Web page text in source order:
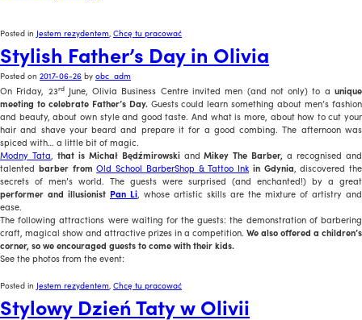
Posted in Jestem rezydentem, Chcę tu pracować
Stylish Father’s Day in Olivia
Posted on 2017-06-26 by obc_adm
On Friday, 23rdJune, Olivia Business Centre invited men (and not only) to aunique
meeting to celebrate Father’s Day. Guests could learn something about men’s fashion
and beauty, about own style and good taste. And what is more, about how to cut your
hair and shave your beard and prepare it for a good combing. The afternoon was
spiced with… a little bit of magic.
Modny Tata, that is Michał BędźmirowskiandMikey The Barber,a recognised and
talented barber fromOld School BarberShop & Tattoo Ink in Gdynia, discovered the
secrets of men’s world. The guests were surprised (and enchanted!) by a great
performer and illusionist Pan Li, whose artistic skills are the mixture of artistry and
ease.
The following attractions were waiting for the guests: the demonstration of barbering
craft, magical show and attractive prizes in a competition. We also offered a children’s
corner, so we encouraged guests to come with their kids.
See the photos from the event:
Posted in Jestem rezydentem, Chcę tu pracować
Stylowy Dzień Taty w Olivii